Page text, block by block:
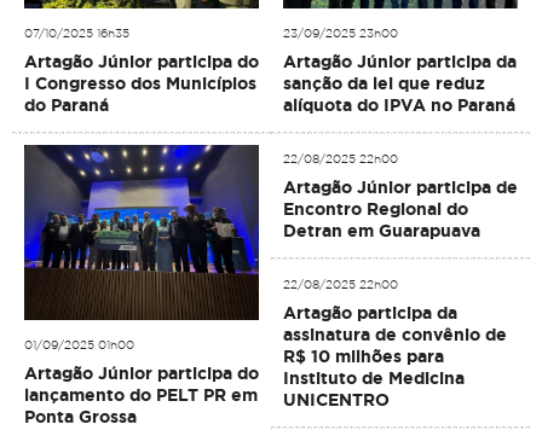
07/10/2025 16h35
Artagão Júnior participa do
I Congresso dos Municípios
do Paraná
23/09/2025 23h00
Artagão Júnior participa da
sanção da lei que reduz
alíquota do IPVA no Paraná
01/09/2025 01h00
Artagão Júnior participa do
lançamento do PELT PR em
Ponta Grossa
22/08/2025 22h00
Artagão Júnior participa de
Encontro Regional do
Detran em Guarapuava
22/08/2025 22h00
Artagão participa da
assinatura de convênio de
R$ 10 milhões para
Instituto de Medicina
UNICENTRO